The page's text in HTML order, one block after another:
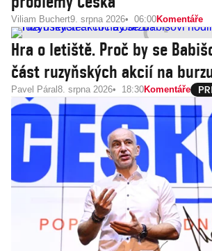
Viliam Buchert9. srpna 2026 06:00Komentáře
Hra o letiště. Proč by se
část ruzyňských akcií na
Pavel Páral 8. srpna 2026 18:30Komentáře